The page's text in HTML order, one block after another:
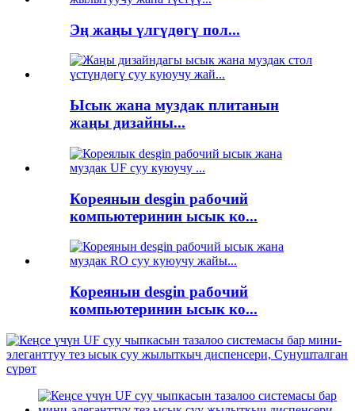
Эң жаңы үлгүдөгү пол...
Ысык жана муздак плитанын
жаңы дизайны...
Кореянын desgin рабочий
компьютеринин ысык ко...
Кореянын desgin рабочий
компьютеринин ысык ко...